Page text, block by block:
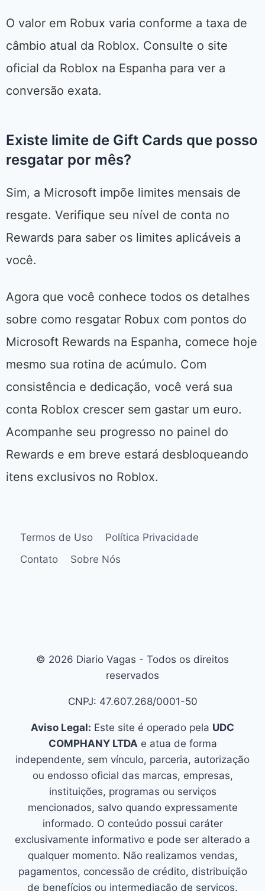
O valor em Robux varia conforme a taxa de
câmbio atual da Roblox. Consulte o site
oficial da Roblox na Espanha para ver a
conversão exata.
Existe limite de Gift Cards que posso
resgatar por mês?
Sim, a Microsoft impõe limites mensais de
resgate. Verifique seu nível de conta no
Rewards para saber os limites aplicáveis a
você.
Agora que você conhece todos os detalhes
sobre como resgatar Robux com pontos do
Microsoft Rewards na Espanha, comece hoje
mesmo sua rotina de acúmulo. Com
consistência e dedicação, você verá sua
conta Roblox crescer sem gastar um euro.
Acompanhe seu progresso no painel do
Rewards e em breve estará desbloqueando
itens exclusivos no Roblox.
Termos de Uso
Política Privacidade
Contato
Sobre Nós
© 2026 Diario Vagas - Todos os direitos
reservados
CNPJ: 47.607.268/0001-50
Aviso Legal: Este site é operado pela UDC
COMPHANY LTDAe atua de forma
independente, sem vínculo, parceria, autorização
ou endosso oficial das marcas, empresas,
instituições, programas ou serviços
mencionados, salvo quando expressamente
informado. O conteúdo possui caráter
exclusivamente informativo e pode ser alterado a
qualquer momento. Não realizamos vendas,
pagamentos, concessão de crédito, distribuição
de benefícios ou intermediação de serviços.